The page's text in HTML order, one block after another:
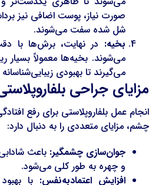
صورت نیاز، پوست اضافی نیز
شل شده سفت می‌شوند.
بخیه: در نهایت، برش‌ها با
می‌شوند. بخیه‌ها معمولاً بسیار
می‌گیرند تا بهبودی
مزایای جراحی
انجام عمل بلفاروپلاستی برای رفع
چشم، مزایای متعددی را به دنبال دارد:
جوان‌سازی چشمگیر: باعث
و چهره به طور کلی می‌شود.
افزایش اعتمادبه‌نفس: با